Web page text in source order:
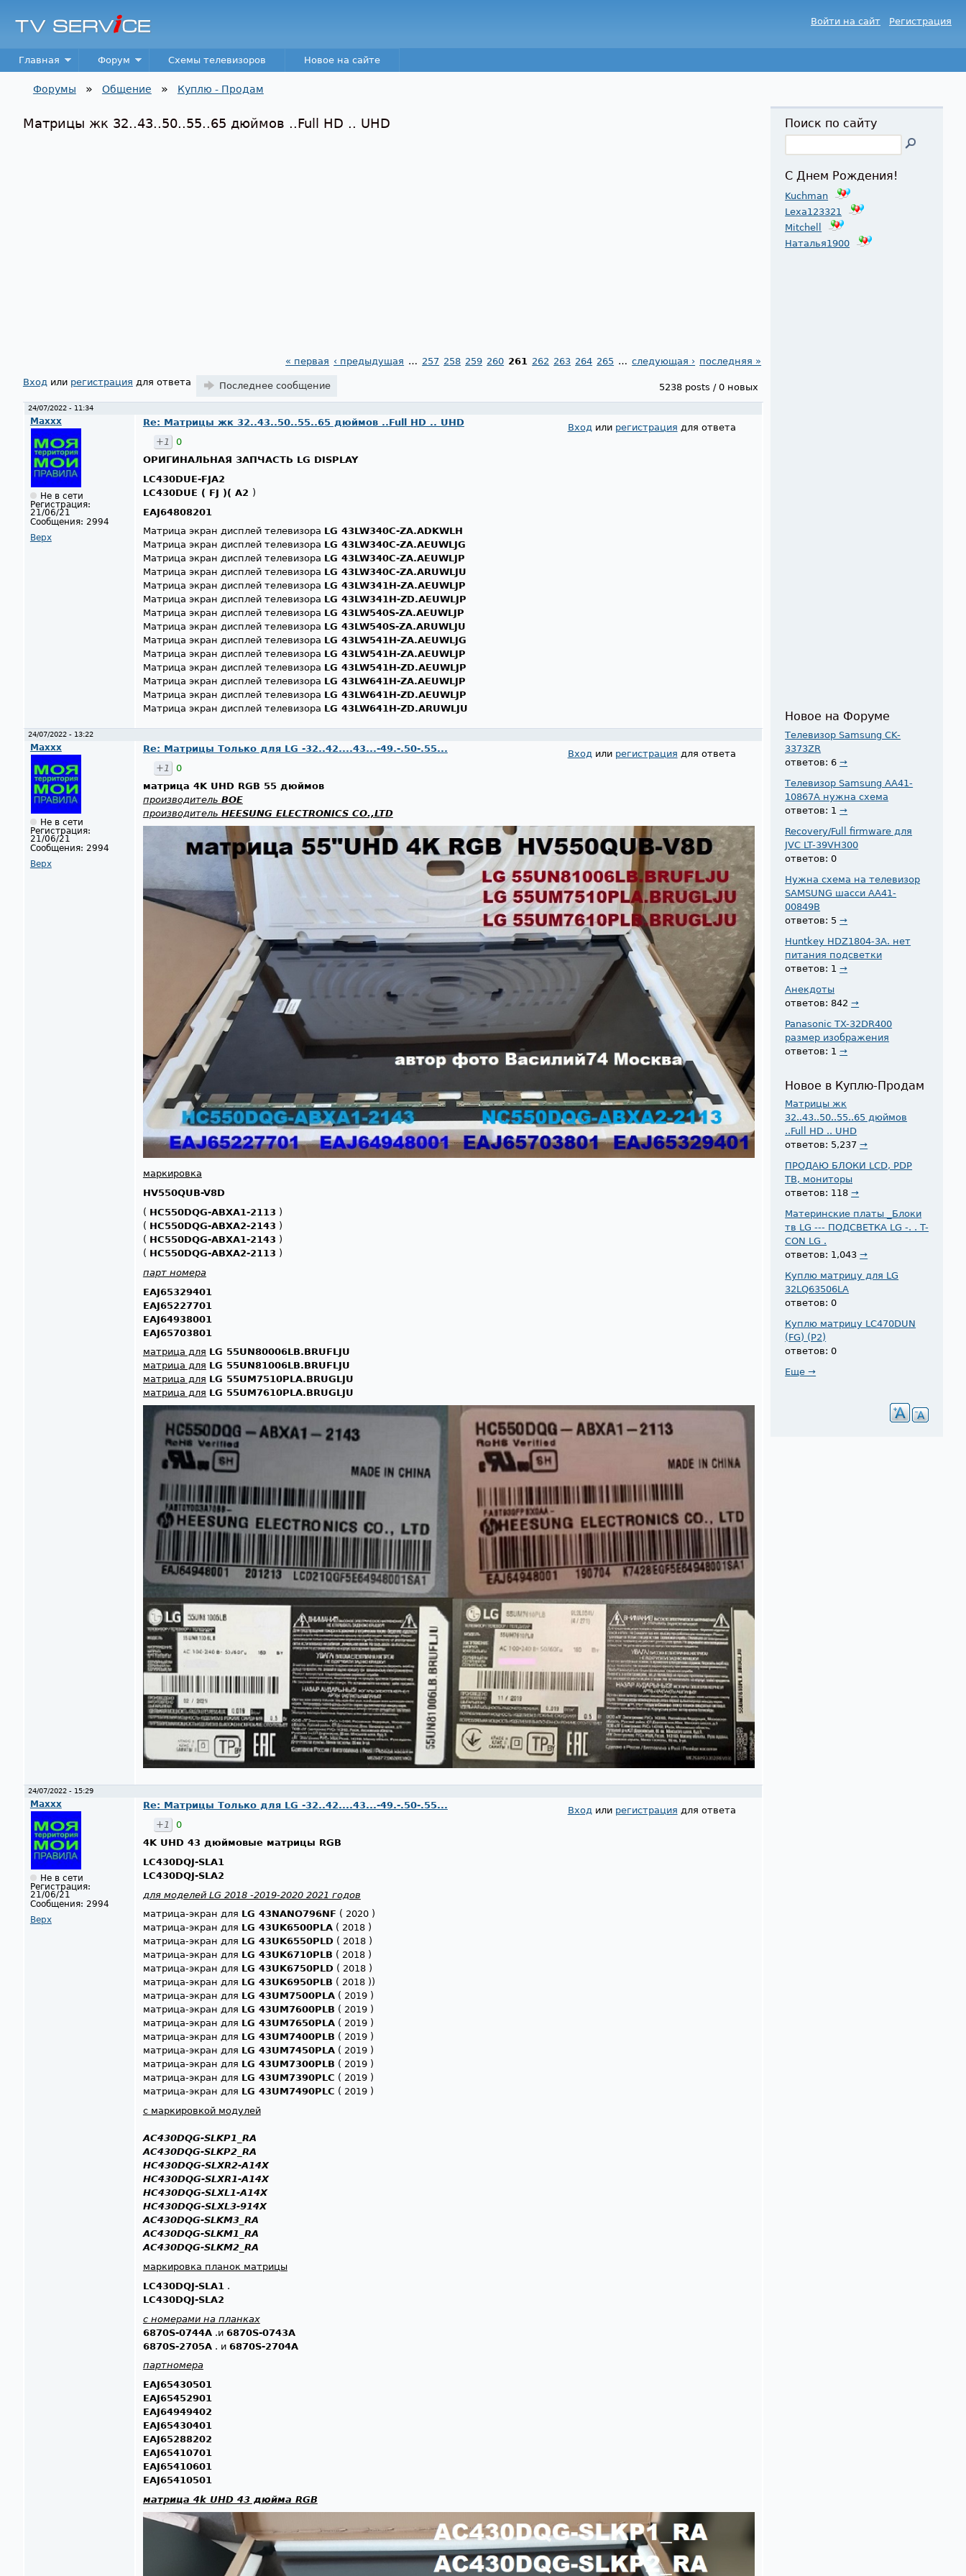
TV
Service
Войти на сайт Регистрация
Main menu
Главная Форум Схемы телевизоров Новое на сайте
Форумы » Общение » Куплю - Продам
Матрицы жк 32..43..50..55..65 дюймов ..Full HD .. UHD
Страницы
« первая ‹ предыдущая … 257 258 259 260 261 262 263 264 265 … следующая › последняя »
5238 posts / 0 новых
Входили регистрация для ответа Последнее сообщение
24/07/2022 - 11:34
Maxxx
Не в сети
Регистрация:
21/06/21
Сообщения: 2994
Верх
Входили регистрация для ответа
Re: Матрицы жк 32..43..50..55..65 дюймов ..Full HD .. UHD
+1
0
ОРИГИНАЛЬНАЯ ЗАПЧАСТЬ LG DISPLAY
LC430DUE-FJA2
LC430DUE ( FJ )( A2 )
EAJ64808201
Матрица экран дисплей телевизора LG 43LW340C-ZA.ADKWLH
Матрица экран дисплей телевизора LG 43LW340C-ZA.AEUWLJG
Матрица экран дисплей телевизора LG 43LW340C-ZA.AEUWLJP
Матрица экран дисплей телевизора LG 43LW340C-ZA.ARUWLJU
Матрица экран дисплей телевизора LG 43LW341H-ZA.AEUWLJP
Матрица экран дисплей телевизора LG 43LW341H-ZD.AEUWLJP
Матрица экран дисплей телевизора LG 43LW540S-ZA.AEUWLJP
Матрица экран дисплей телевизора LG 43LW540S-ZA.ARUWLJU
Матрица экран дисплей телевизора LG 43LW541H-ZA.AEUWLJG
Матрица экран дисплей телевизора LG 43LW541H-ZA.AEUWLJP
Матрица экран дисплей телевизора LG 43LW541H-ZD.AEUWLJP
Матрица экран дисплей телевизора LG 43LW641H-ZA.AEUWLJP
Матрица экран дисплей телевизора LG 43LW641H-ZD.AEUWLJP
Матрица экран дисплей телевизора LG 43LW641H-ZD.ARUWLJU
24/07/2022 - 13:22
Maxxx
Не в сети
Регистрация:
21/06/21
Сообщения: 2994
Верх
Входили регистрация для ответа
Re: Матрицы Только для LG -32..42....43...-49.-.50-.55...
+1
0
матрица 4K UHD RGB 55 дюймов
производитель BOE
производитель HEESUNG ELECTRONICS CO.,LTD
маркировка
HV550QUB-V8D
( HC550DQG-ABXA1-2113 )
( HC550DQG-ABXA2-2143 )
( HC550DQG-ABXA1-2143 )
( HC550DQG-ABXA2-2113 )
парт номера
EAJ65329401
EAJ65227701
EAJ64938001
EAJ65703801
матрица для LG 55UN80006LB.BRUFLJU
матрица для LG 55UN81006LB.BRUFLJU
матрица для LG 55UM7510PLA.BRUGLJU
матрица для LG 55UM7610PLA.BRUGLJU
24/07/2022 - 15:29
Maxxx
Не в сети
Регистрация:
21/06/21
Сообщения: 2994
Верх
Вход или регистрация для ответа
Re: Матрицы Только для LG -32..42....43...-49.-.50-.55...
+1
0
4K UHD 43 дюймовые матрицы RGB
LC430DQJ-SLA1
LC430DQJ-SLA2
для моделей LG 2018 -2019-2020 2021 годов
матрица-экран для LG 43NANO796NF ( 2020 )
матрица-экран для LG 43UK6500PLA( 2018 )
матрица-экран для LG 43UK6550PLD ( 2018 )
матрица-экран для LG 43UK6710PLB ( 2018 )
матрица-экран для LG 43UK6750PLD ( 2018 )
матрица-экран для LG 43UK6950PLB ( 2018 ))
матрица-экран для LG 43UM7500PLA( 2019 )
матрица-экран для LG 43UM7600PLB ( 2019 )
матрица-экран для LG 43UM7650PLA( 2019 )
матрица-экран для LG 43UM7400PLB ( 2019 )
матрица-экран для LG 43UM7450PLA( 2019 )
матрица-экран для LG 43UM7300PLB ( 2019 )
матрица-экран для LG 43UM7390PLC ( 2019 )
матрица-экран для LG 43UM7490PLC ( 2019 )
с маркировкой модулей
AC430DQG-SLKP1_RA
AC430DQG-SLKP2_RA
HC430DQG-SLXR2-A14X
HC430DQG-SLXR1-A14X
HC430DQG-SLXL1-A14X
HC430DQG-SLXL3-914X
AC430DQG-SLKM3_RA
AC430DQG-SLKM1_RA
AC430DQG-SLKM2_RA
маркировка планок матрицы
LC430DQJ-SLA1 .
LC430DQJ-SLA2
с номерами на планках
6870S-0744A.и 6870S-0743A
6870S-2705A. и 6870S-2704A
партномера
EAJ65430501
EAJ65452901
EAJ64949402
EAJ65430401
EAJ65288202
EAJ65410701
EAJ65410601
EAJ65410501
матрица 4k UHD 43 дюйма RGB
Поиск по сайту
С Днем Рождения!
Kuchman
Lexa123321
Mitchell
Наталья1900
Новое на Форуме
Телевизор Samsung CK-
3373ZR
ответов: 6→
Телевизор Samsung AA41-
10867A нужна схема
ответов: 1→
Recovery/Full firmware для
JVC LT-39VH300
ответов: 0
Нужна схема на телевизор
SAMSUNG шасси AA41-
00849B
ответов: 5→
Huntkey HDZ1804-3A. нет
питания подсветки
ответов: 1→
Анекдоты
ответов: 842→
Panasonic TX-32DR400
размер изображения
ответов: 1→
Новое в Куплю-Продам
Матрицы жк
32..43..50..55..65 дюймов
..Full HD .. UHD
ответов: 5,237→
ПРОДАЮ БЛОКИ LCD, PDP
ТВ, мониторы
ответов: 118→
Материнские платы _Блоки
тв LG --- ПОДСВЕТКА LG -. . T-
CON LG .
ответов: 1,043→
Куплю матрицу для LG
32LQ63506LA
ответов: 0
Куплю матрицу LC470DUN
(FG) (P2)
ответов: 0
Еще →